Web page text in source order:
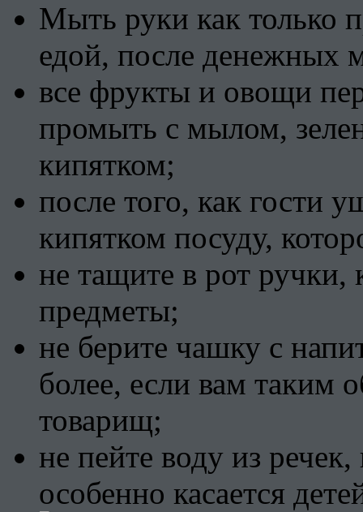
Мыть руки как только
едой, после денежных
все фрукты и овощи
промыть с мылом,
кипятком;
после того, как гости
кипятком посуду,
не тащите в рот
предметы;
не берите чашку с
более, если вам таким
товарищ;
не пейте воду из
особенно касается